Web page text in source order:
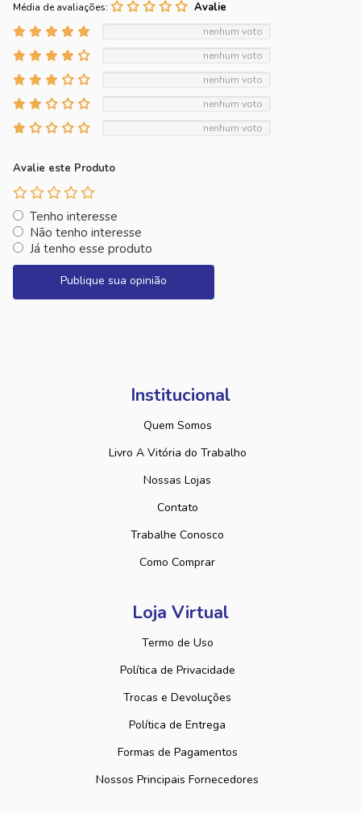
Média de avaliações:
nenhum voto
nenhum voto
nenhum voto
nenhum voto
nenhum voto
Avalie este Produto
Tenho interesse
Não tenho interesse
Já tenho esse produto
Publique sua opinião
Institucional
Quem Somos
Livro A Vitória do Trabalho
Nossas Lojas
Contato
Trabalhe Conosco
Como Comprar
Loja Virtual
Termo de Uso
Política de Privacidade
Trocas e Devoluções
Política de Entrega
Formas de Pagamentos
Nossos Principais Fornecedores